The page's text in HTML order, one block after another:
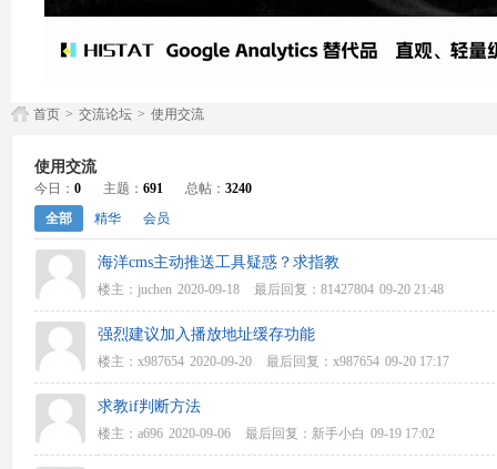
首页 > 交流论坛 > 使用交流
使用交流
今日： 0 主题： 691 总帖： 3240
全部
精华 会员
海洋cms主动推送工具疑惑？求指教
楼主： juchen 2020-09-18 最后回复： 81427804 09-20 21:48
强烈建议加入播放地址缓存功能
楼主： x987654 2020-09-20 最后回复： x987654 09-20 17:17
求教if判断方法
楼主： a696 2020-09-06 最后回复： 新手小白 09-19 17:02